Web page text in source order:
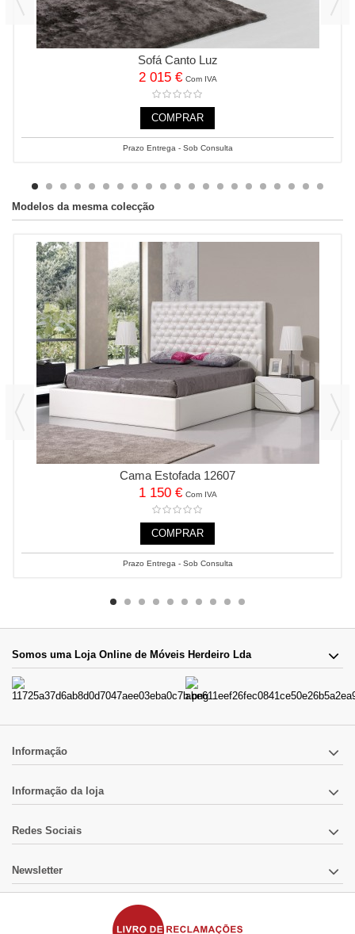
Sofá Canto Luz
2 015 € Com IVA
COMPRAR
Prazo Entrega - Sob Consulta
Modelos da mesma colecção
Cama Estofada 12607
1 150 € Com IVA
COMPRAR
Prazo Entrega - Sob Consulta
Somos uma Loja Online de Móveis Herdeiro Lda
Informação
Informação da loja
Redes Sociais
Newsletter